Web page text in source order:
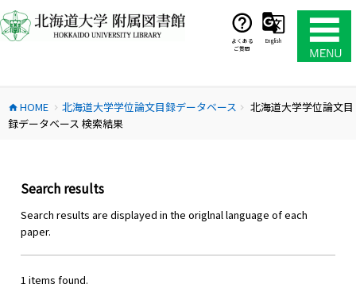
ン
テ
ス
キ
よくある
ご質問
English
home HOME chevron_right 北海道大学学位論文目録データベース chevron_right
北海道大学学位論文目
録データベース 検索結果
Search results
Search results are displayed in the origlnal language of each
paper.
1 items found.